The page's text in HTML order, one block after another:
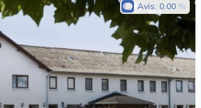
Avis: 0.00